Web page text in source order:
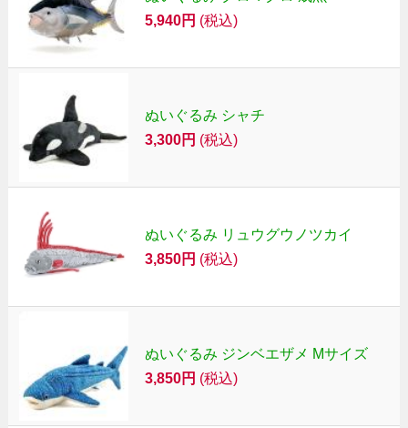
5,940円 (税込)
ぬいぐるみ シャチ
3,300円 (税込)
ぬいぐるみ リュウグウノツカイ
3,850円 (税込)
ぬいぐるみ ジンベエザメ Mサイズ
3,850円 (税込)